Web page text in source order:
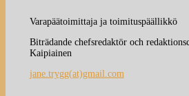
Varapäätoimittaja ja toimituspäällikkö
Biträdande chefsredaktör och
Kaipiainen
jane.trygg(at)gmail.com